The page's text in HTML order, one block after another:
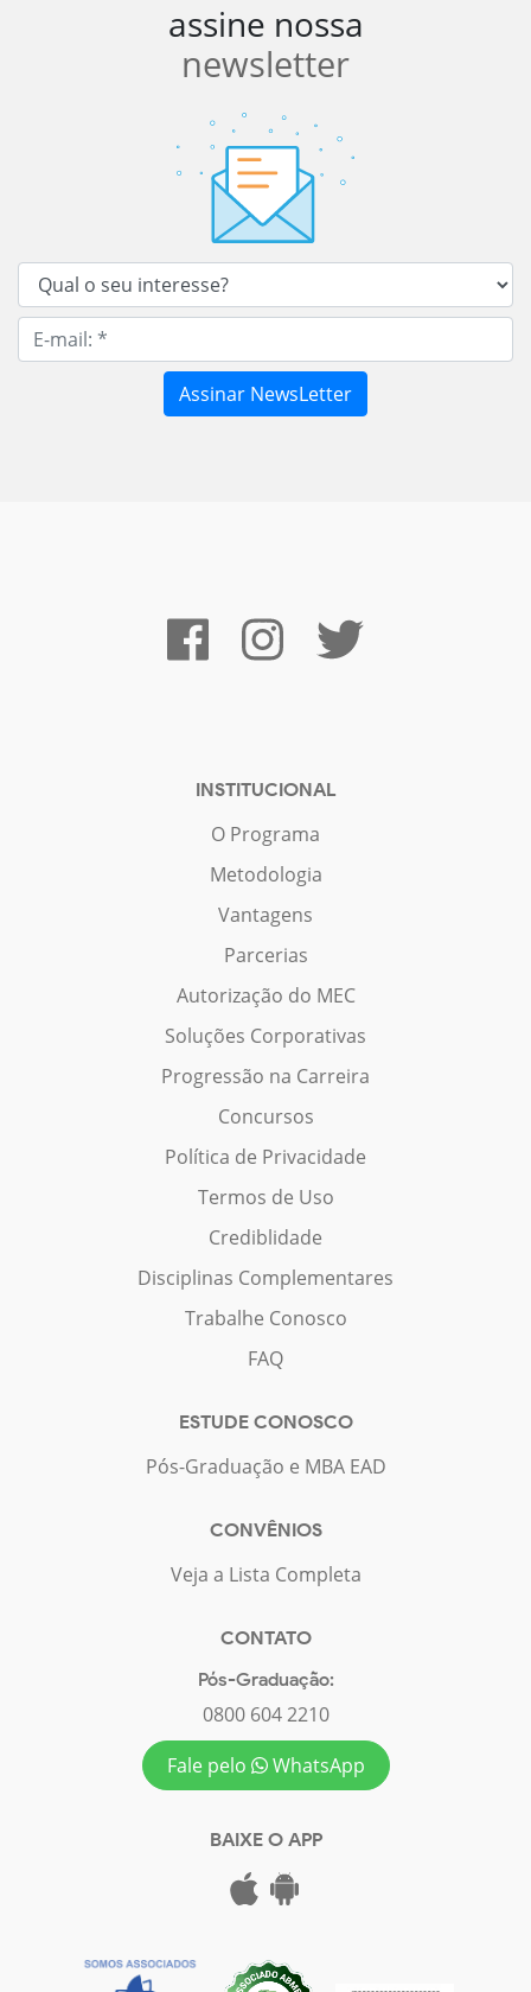
assine nossa
newsletter
INSTITUCIONAL
O Programa
Metodologia
Vantagens
Parcerias
Autorização do MEC
Soluções Corporativas
Progressão na Carreira
Concursos
Política de Privacidade
Termos de Uso
Crediblidade
Disciplinas Complementares
Trabalhe Conosco
FAQ
ESTUDE CONOSCO
Pós-Graduação e MBA EAD
CONVÊNIOS
Veja a Lista Completa
CONTATO
Pós-Graduação:
0800 604 2210
Fale pelo
WhatsApp
BAIXE O APP